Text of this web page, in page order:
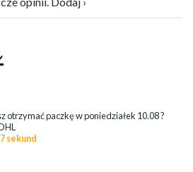
otrzymać paczkę wponiedziałek 10.08?
sekund